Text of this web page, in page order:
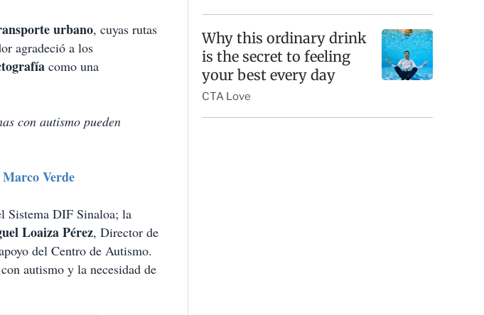
urbano, cuyas rutas
agradeció a los
como una
con autismo pueden
Verde
Sistema DIF Sinaloa; la
Loaiza Pérez, Director de
del Centro de Autismo.
autismo y la necesidad de